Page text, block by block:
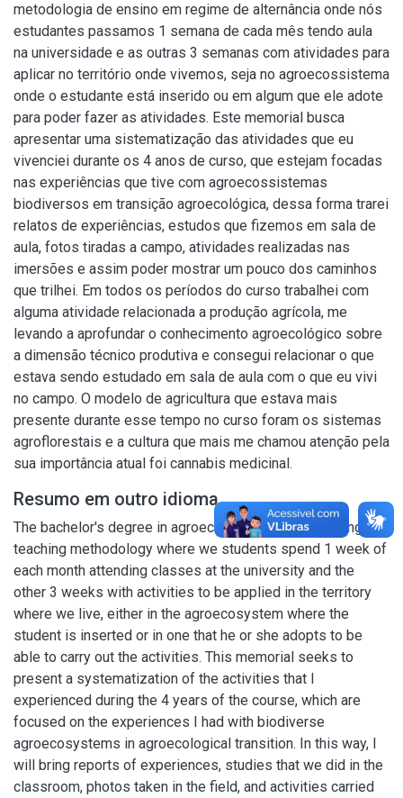
metodologia de ensino em regime de alternância onde nós
estudantes passamos 1 semana de cada mês tendo aula
na universidade e as outras 3 semanas com atividades para
aplicar no território onde vivemos, seja no agroecossistema
onde o estudante está inserido ou em algum que ele adote
para poder fazer as atividades. Este memorial busca
apresentar uma sistematização das atividades que eu
vivenciei durante os 4 anos de curso, que estejam focadas
nas experiências que tive com agroecossistemas
biodiversos em transição agroecológica, dessa forma trarei
relatos de experiências, estudos que fizemos em sala de
aula, fotos tiradas a campo, atividades realizadas nas
imersões e assim poder mostrar um pouco dos caminhos
que trilhei. Em todos os períodos do curso trabalhei com
alguma atividade relacionada a produção agrícola, me
levando a aprofundar o conhecimento agroecológico sobre
a dimensão técnico produtiva e consegui relacionar o que
estava sendo estudado em sala de aula com o que eu vivi
no campo. O modelo de agricultura que estava mais
presente durante esse tempo no curso foram os sistemas
agroflorestais e a cultura que mais me chamou atenção pela
sua importância atual foi cannabis medicinal.
Resumo em outro idioma
The bachelor's degree in agroecology has an alternating
teaching methodology where we students spend 1 week of
each month attending classes at the university and the
other 3 weeks with activities to be applied in the territory
where we live, either in the agroecosystem where the
student is inserted or in one that he or she adopts to be
able to carry out the activities. This memorial seeks to
present a systematization of the activities that I
experienced during the 4 years of the course, which are
focused on the experiences I had with biodiverse
agroecosystems in agroecological transition. In this way, I
will bring reports of experiences, studies that we did in the
classroom, photos taken in the field, and activities carried